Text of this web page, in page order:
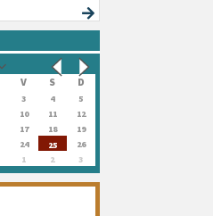
V S D
3 4
5
10 11
12
17 18
19
24 25
26
1 2 3